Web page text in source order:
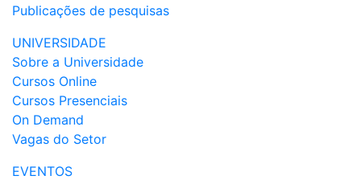
Publicações de pesquisas
UNIVERSIDADE
Sobre a Universidade
Cursos Online
Cursos Presenciais
On Demand
Vagas do Setor
EVENTOS